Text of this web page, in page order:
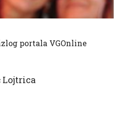
portala VGOnline
Lojtrica